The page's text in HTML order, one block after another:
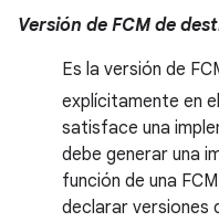
Versión de FCM de
Es la versión de
explícitamente en
satisface una
debe generar una
función de una
declarar versiones